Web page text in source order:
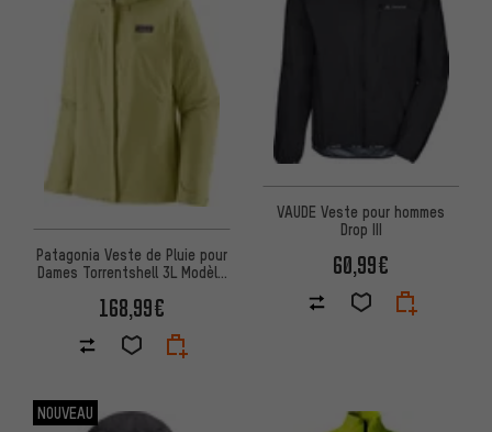
Patagonia Veste de Pluie pour
Dames Torrentshell 3L Modèle
168,99€
VAUDE Veste pour hommes
Drop III
60,99€
NOUVEAU